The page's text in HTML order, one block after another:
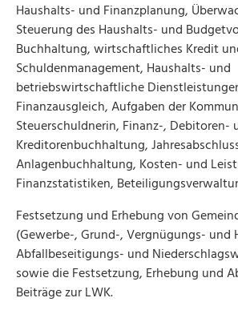
Haushalts- und Finanzplanung,
Steuerung des Haushalts- und
Buchhaltung, wirtschaftliches Kredit
Schuldenmanagement, Haushalts- und
betriebswirtschaftliche
Finanzausgleich, Aufgaben der
Steuerschuldnerin, Finanz-, Debitoren-
Kreditorenbuchhaltung,
Anlagenbuchhaltung, Kosten- und
Finanzstatistiken,
Festsetzung und Erhebung von
(Gewerbe-, Grund-, Vergnügungs- und
Abfallbeseitigungs- und
sowie die Festsetzung, Erhebung und
Beiträge zur LWK.